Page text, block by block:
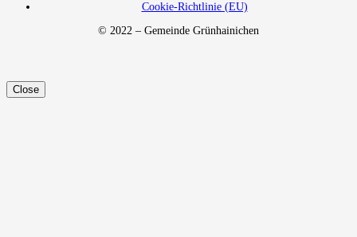
Cookie-Richtlinie (EU)
© 2022 – Gemeinde Grünhainichen
Close